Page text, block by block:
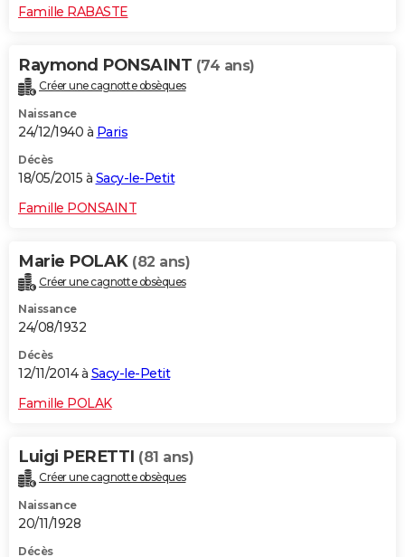
Famille RABASTE
Raymond PONSAINT (74 ans)
Créer une cagnotte obsèques
Naissance
24/12/1940 à Paris
Décès
18/05/2015 à Sacy-le-Petit
Famille PONSAINT
Marie POLAK (82 ans)
Créer une cagnotte obsèques
Naissance
24/08/1932
Décès
12/11/2014 à Sacy-le-Petit
Famille POLAK
Luigi PERETTI (81 ans)
Créer une cagnotte obsèques
Naissance
20/11/1928
Décès